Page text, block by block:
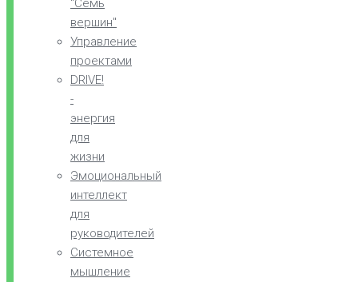
вершин"
Управление
проектами
DRIVE!
-
энергия
для
жизни
Эмоциональный
интеллект
для
руководителей
Системное
мышление